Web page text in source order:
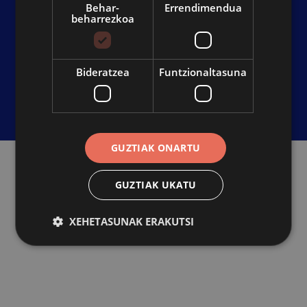
IRISGARRITASUNA KONTAKTUA
BARNE INFORMAZIO SISTEMA
Behar-
beharrezkoa
Errendimendua
Bideratzea Funtzionaltasuna
GUZTIAK ONARTU
GUZTIAK UKATU
XEHETASUNAK ERAKUTSI